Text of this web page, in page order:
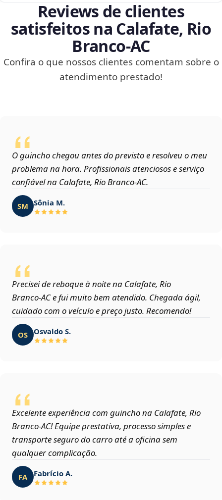
Reviews de clientes
satisfeitos na Calafate, Rio
Branco‑AC
Confira o que nossos clientes comentam sobre o
atendimento prestado!
O guincho chegou antes do previsto e resolveu o meu
problema na hora. Profissionais atenciosos e serviço
confiável na Calafate, Rio Branco‑AC.
SM Sônia M.
Precisei de reboque à noite na Calafate, Rio
Branco‑AC e fui muito bem atendido. Chegada ágil,
cuidado com o veículo e preço justo. Recomendo!
OS Osvaldo S.
Excelente experiência com guincho na Calafate, Rio
Branco‑AC! Equipe prestativa, processo simples e
transporte seguro do carro até a oficina sem
qualquer complicação.
FA Fabrício A.